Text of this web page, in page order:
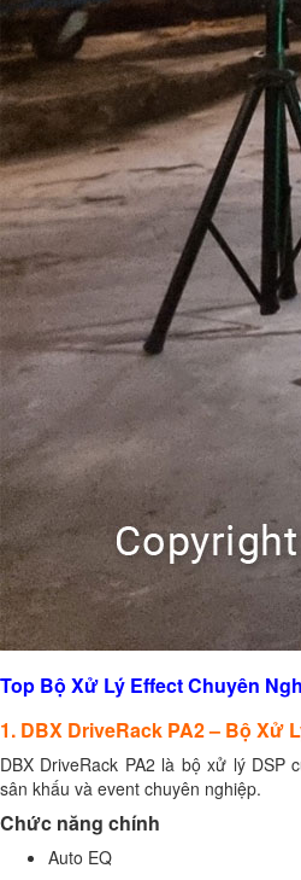
Top Bộ Xử Lý Effect Chuyên
1. DBX DriveRack PA2 – Bộ Xử
DBX DriveRack PA2 là bộ xử lý DSP
sân khấu và event chuyên nghiệp.
Chức năng chính
Auto EQ